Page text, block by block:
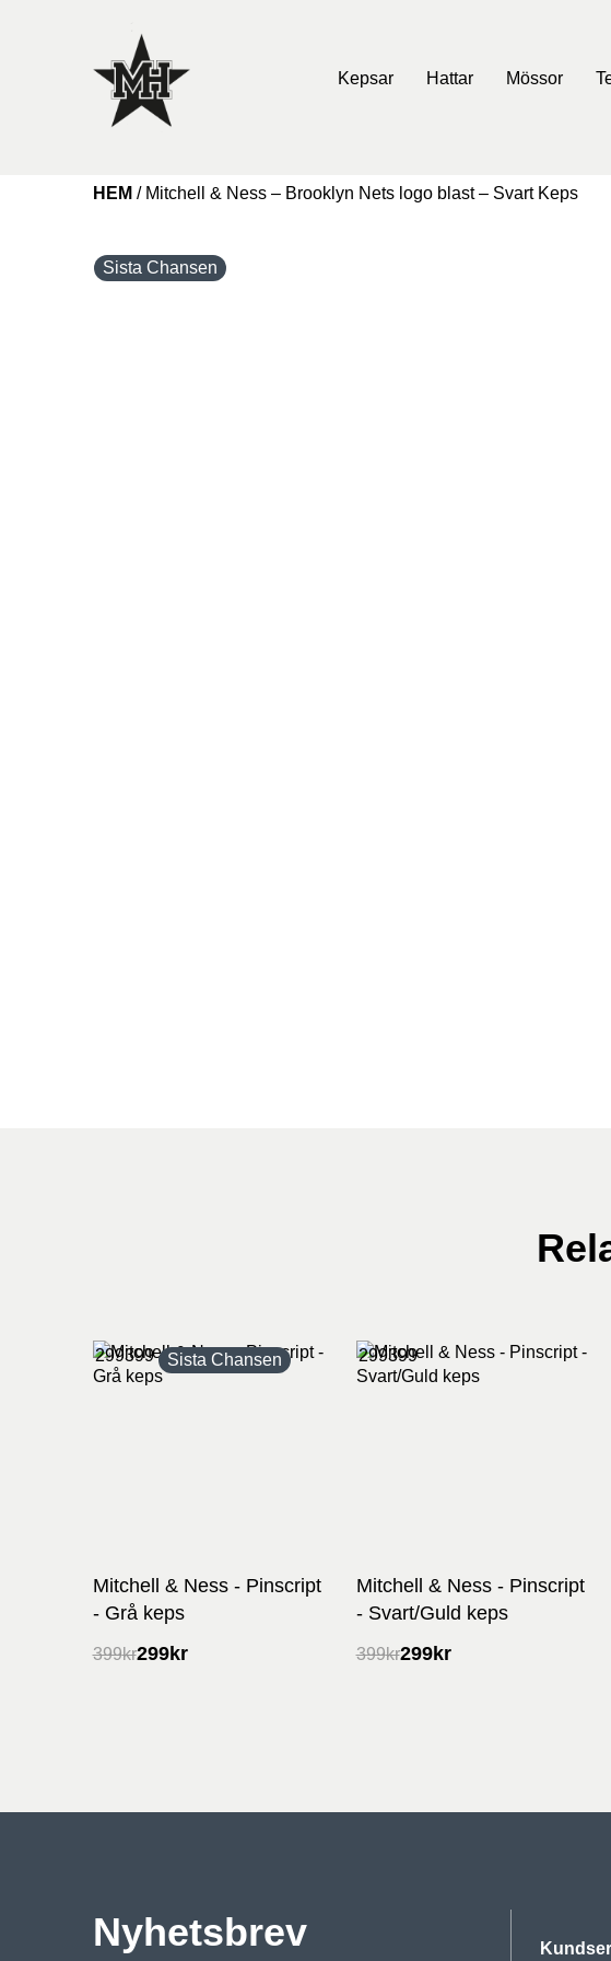
Kepsar Hattar Mössor
HEM / Mitchell & Ness – Brooklyn Nets logo blast – Svart Keps
Sista Chansen
299399 Sista Chansen
Mitchell & Ness - Pinscript
- Grå keps
399kr299kr
299399
Mitchell & Ness - Pinscript
- Svart/Guld keps
399kr299kr
Nyhetsbrev